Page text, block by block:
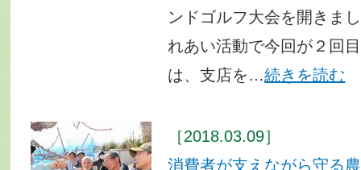
ンドゴルフ大会を開き
れあい活動で今回が２回
は、支店を…続きを読む
［2018.03.09］
消費者が支えながら守る